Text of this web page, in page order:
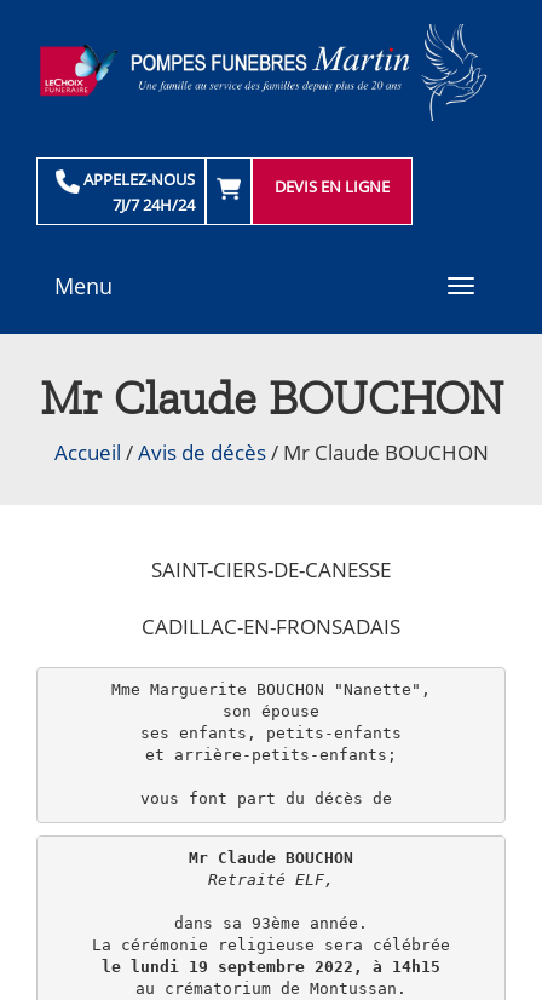
APPELEZ-NOUS
7J/7 24H/24
DEVIS EN LIGNE
Toggle
Menu
Mr Claude BOUCHON
Accueil /Avis de décès/ Mr Claude BOUCHON
SAINT-CIERS-DE-CANESSE
CADILLAC-EN-FRONSADAIS
Mme Marguerite BOUCHON "Nanette",
son épouse
ses enfants, petits-enfants
et arrière-petits-enfants;
vous font part du décès de
Mr Claude BOUCHON
Retraité ELF,
dans sa 93ème année.
le lundi 19 septembre 2022, à 14h15
au crématorium de Montussan.